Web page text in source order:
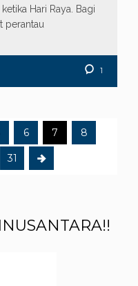
Hari Raya. Bagi
perantau
1
6 7 8
31